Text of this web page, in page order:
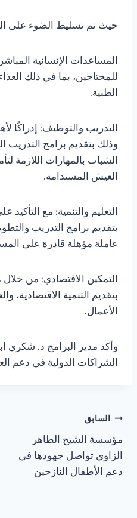
حيث تم تسليط الضوء على
المساعدات الإنسانية
للمحتاجين، بما في ذلك
الطبية.
التدريب والتوظيف: إدراكًا
وذلك بتقديم برامج التدريب
الشباب بالمهارات اللازمة
العيش المستدامة.
التعليم والتنمية: مع التأكيد
بتقديم برامج التدريب
عاملة مؤهلة قادرة على
التمكين الاقتصادي: من
بتقديم التنمية الاقتصادية،
الأعمال.
وأكد مدير البرامج د. شكري
الشراكات الدولية في دعم
السابق
مؤسسة الشيخ الطاهر
الزاوي تواصل جهودها في
دعم الأطفال النازحين